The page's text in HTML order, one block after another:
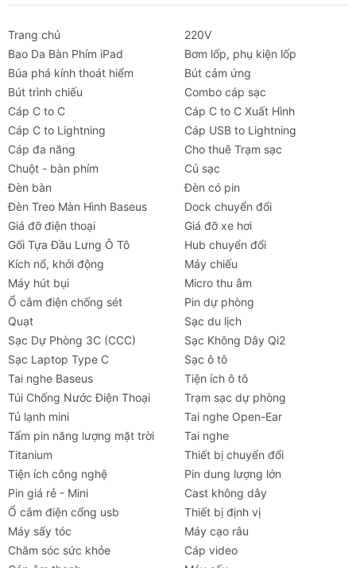
hiệu
Tên sản
phẩm
Baseus Crystal Shine Series Fast
Charging Data Cable Type-C to IP
Màu sắc
Đen (Black), Xanh (Blue), Tím
Chất liệu
Hợp kim nhôm + Vải bện (Nylon
carbon)
Công
suất sạc
PD 20W (Sạc nhanh Power
Tốc độ
truyền tải
Kích
thước
(Chiều
dài)
1.2m và 2m
Tương
thích
Các thiết bị Apple có cổng
Lightning (iPhone, iPad, AirPods)
FAQ (Hỏi đáp thường gặp)
Cáp Baseus Crystal Shine có hỗ trợ sạc nhanh cho
iPhone không?
Trang chủ
220V
Bao Da Bàn Phím iPad
Bơm lốp, phụ kiện lốp
Búa phá kính thoát hiểm
Bút cảm ứng
Bút trình chiếu
Combo cáp sạc
Cáp C to C
Cáp C to C Xuất Hình
Cáp C to Lightning
Cáp USB to Lightning
Cáp đa năng
Cho thuê Trạm sạc
Chuột - bàn phím
Củ sạc
Đèn bàn
Đèn có pin
Đèn Treo Màn Hình Baseus
Dock chuyển đổi
Giá đỡ điện thoại
Giá đỡ xe hơi
Gối Tựa Đầu Lưng Ô Tô
Hub chuyển đổi
Kích nổ, khởi động
Máy chiếu
Máy hút bụi
Micro thu âm
Ổ cắm điện chống sét
Pin dự phòng
Quạt
Sạc du lịch
Sạc Dự Phòng 3C (CCC)
Sạc Không Dây Qi2
Sạc Laptop Type C
Sạc ô tô
Tai nghe Baseus
Tiện ích ô tô
Túi Chống Nước Điện Thoại
Trạm sạc dự phòng
Tủ lạnh mini
Tai nghe Open-Ear
Tấm pin năng lượng mặt trời
Tai nghe
Titanium
Thiết bị chuyển đổi
Tiện ích công nghệ
Pin dung lượng lớn
Pin giá rẻ - Mini
Cast không dây
Ổ cắm điện cổng usb
Thiết bị định vị
Máy sấy tóc
Máy cạo râu
Chăm sóc sức khỏe
Cáp video